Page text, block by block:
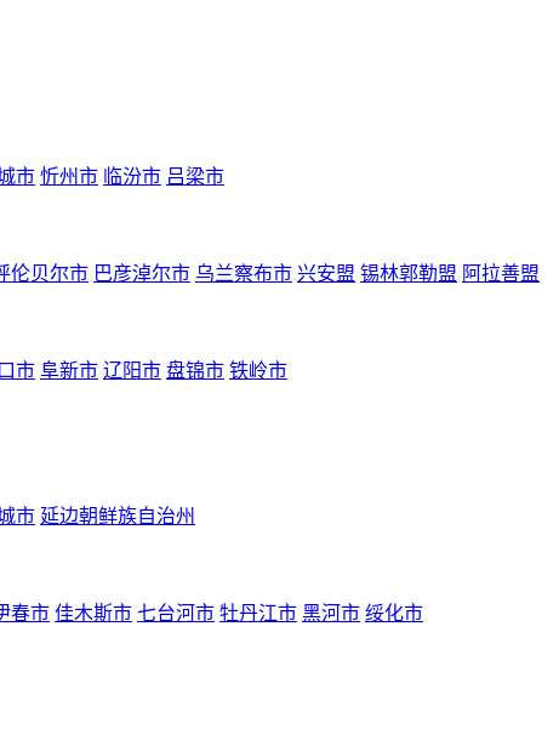
市 忻州市 临汾市 吕梁市
伦贝尔市 巴彦淖尔市 乌兰察布市 兴安盟 锡林郭勒盟 阿拉善盟
市 阜新市 辽阳市 盘锦市 铁岭市
市 延边朝鲜族自治州
春市 佳木斯市 七台河市 牡丹江市 黑河市 绥化市